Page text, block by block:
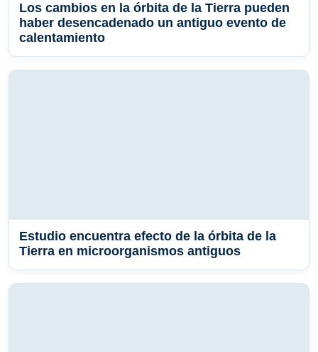
Los cambios en la órbita de la Tierra pueden
haber desencadenado un antiguo evento de
calentamiento
Estudio encuentra efecto de la órbita de la
Tierra en microorganismos antiguos